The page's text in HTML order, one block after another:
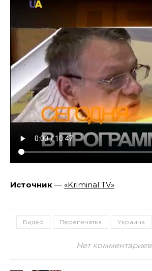
Источник — «Kriminal TV»
Видео Перепечатка Украина
Нет комментариев